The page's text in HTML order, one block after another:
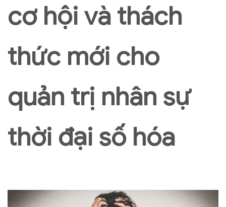
cơ hội và thách
thức mới cho
quản trị nhân sự
thời đại số hóa